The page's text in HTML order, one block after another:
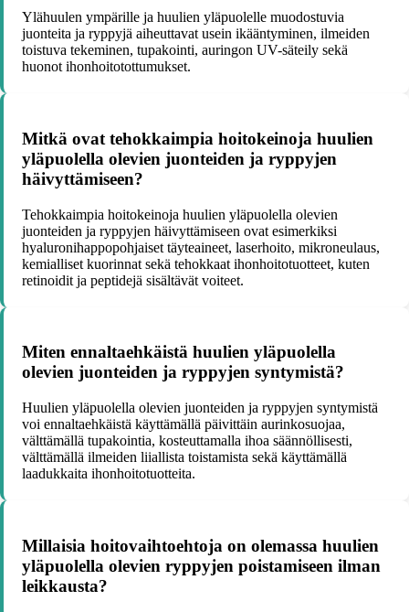
Ylähuulen ympärille ja huulien yläpuolelle muodostuvia
juonteita ja ryppyjä aiheuttavat usein ikääntyminen, ilmeiden
toistuva tekeminen, tupakointi, auringon UV-säteily sekä
huonot ihonhoitotottumukset.
Mitkä ovat tehokkaimpia hoitokeinoja huulien
yläpuolella olevien juonteiden ja ryppyjen
häivyttämiseen?
Tehokkaimpia hoitokeinoja huulien yläpuolella olevien
juonteiden ja ryppyjen häivyttämiseen ovat esimerkiksi
hyaluronihappopohjaiset täyteaineet, laserhoito, mikroneulaus,
kemialliset kuorinnat sekä tehokkaat ihonhoitotuotteet, kuten
retinoidit ja peptidejä sisältävät voiteet.
Miten ennaltaehkäistä huulien yläpuolella
olevien juonteiden ja ryppyjen syntymistä?
Huulien yläpuolella olevien juonteiden ja ryppyjen syntymistä
voi ennaltaehkäistä käyttämällä päivittäin aurinkosuojaa,
välttämällä tupakointia, kosteuttamalla ihoa säännöllisesti,
välttämällä ilmeiden liiallista toistamista sekä käyttämällä
laadukkaita ihonhoitotuotteita.
Millaisia hoitovaihtoehtoja on olemassa huulien
yläpuolella olevien ryppyjen poistamiseen ilman
leikkausta?